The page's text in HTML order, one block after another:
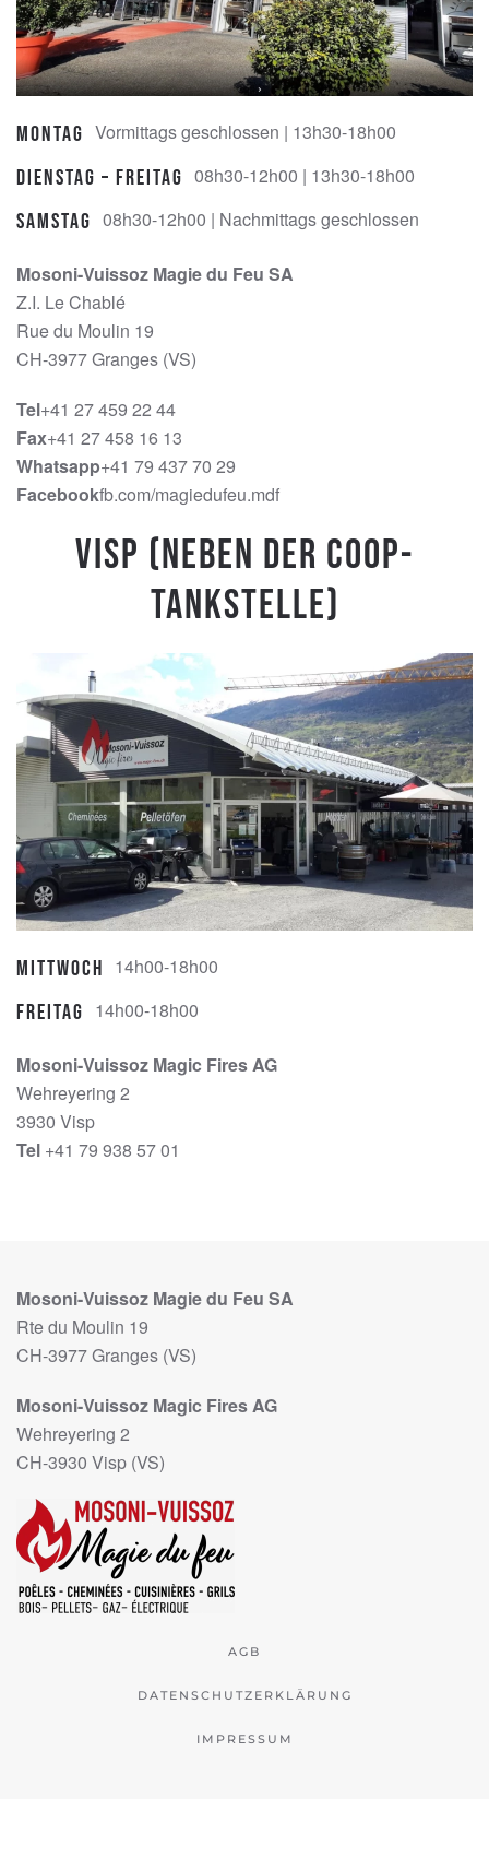
Montag Vormittags geschlossen | 13h30-18h00
Dienstag – Freitag 08h30-12h00 | 13h30-18h00
Samstag 08h30-12h00 | Nachmittags geschlossen
Mosoni-Vuissoz Magie du Feu SA
Z.I. Le Chablé
Rue du Moulin 19
CH-3977 Granges (VS)
Tel+41 27 459 22 44
Fax+41 27 458 16 13
Whatsapp+41 79 437 70 29
Facebookfb.com/magiedufeu.mdf
Visp (Neben der Coop-
Tankstelle)
Mittwoch 14h00-18h00
Freitag 14h00-18h00
Mosoni-Vuissoz Magic Fires AG
Wehreyering 2
3930 Visp
Tel +41 79 938 57 01
Mosoni-Vuissoz Magie du Feu SA
Rte du Moulin 19
CH-3977 Granges (VS)
Mosoni-Vuissoz Magic Fires AG
Wehreyering 2
CH-3930 Visp (VS)
AGB
DATENSCHUTZERKLÄRUNG
IMPRESSUM